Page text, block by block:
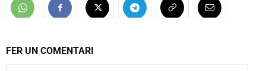
FER UN COMENTARI